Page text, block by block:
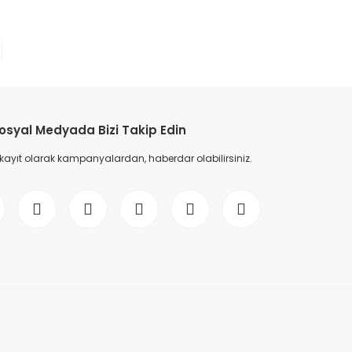
Medyada Bizi Takip Edin
olarak kampanyalardan, haberdar olabilirsiniz.